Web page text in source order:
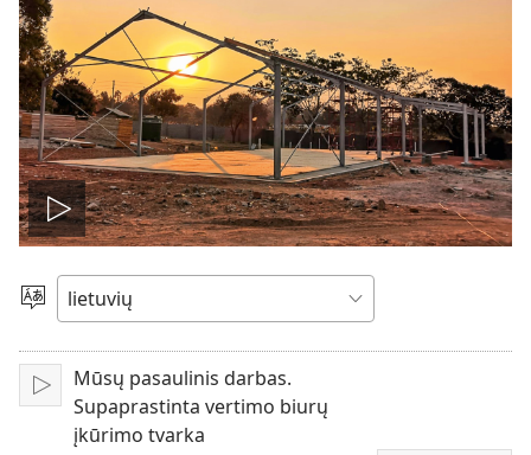
Leisti
įrašą
Pasirinkite
kalbą
Leisti
Mūsų pasaulinis darbas.
Supaprastinta vertimo biurų
įkūrimo tvarka